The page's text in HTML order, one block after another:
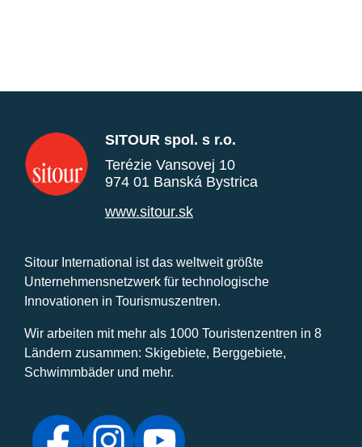
SITOUR spol. s r.o.
Terézie Vansovej 10
974 01 Banská Bystrica
www.sitour.sk
Sitour International ist das weltweit größte
Unternehmensnetzwerk für technologische
Innovationen in Tourismuszentren.
Wir arbeiten mit mehr als 1000 Touristenzentren in 8
Ländern zusammen: Skigebiete, Berggebiete,
Schwimmbäder und mehr.